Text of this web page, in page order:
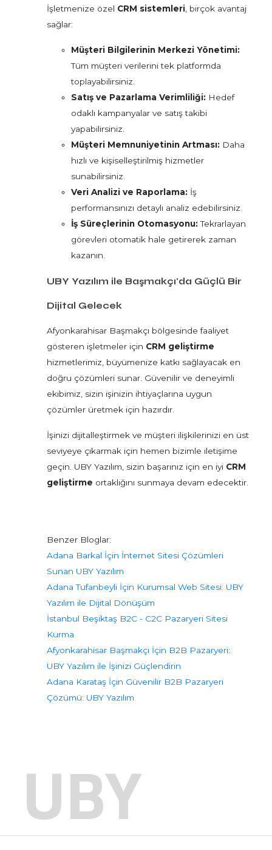
İşletmenize özel CRM sistemleri , birçok avantaj
sağlar:
Müşteri Bilgilerinin Merkezi Yönetimi:
Tüm müşteri verilerini tek platformda
toplayabilirsiniz.
Satış ve Pazarlama Verimliliği: Hedef
odaklı kampanyalar ve satış takibi
yapabilirsiniz.
Müşteri Memnuniyetinin Artması: Daha
hızlı ve kişiselleştirilmiş hizmetler
sunabilirsiniz.
Veri Analizi ve Raporlama: İş
performansınızı detaylı analiz edebilirsiniz.
İş Süreçlerinin Otomasyonu:Tekrarlayan
görevleri otomatik hale getirerek zaman
kazanın.
UBY Yazılım ile Başmakçı'da Güçlü Bir
Dijital Gelecek
Afyonkarahisar Başmakçı bölgesinde faaliyet
gösteren işletmeler için CRM geliştirme
hizmetlerimiz, büyümenize katkı sağlayacak en
doğru çözümleri sunar. Güvenilir ve deneyimli
ekibimiz, sizin işinizin ihtiyaçlarına uygun
çözümler üretmek için hazırdır.
İşinizi dijitalleştirmek ve müşteri ilişkilerinizi en üst
seviyeye çıkarmak için hemen bizimle iletişime
geçin. UBY Yazılım, sizin başarınız için en iyi CRM
geliştirme ortaklığını sunmaya devam edecektir.
Benzer Bloglar:
Adana Barkal İçin İnternet Sitesi Çözümleri
Sunan UBY Yazılım
Adana Tufanbeyli İçin Kurumsal Web Sitesi: UBY
Yazılım ile Dijital Dönüşüm
İstanbul Beşiktaş B2C - C2C Pazaryeri Sitesi
Kurma
Afyonkarahisar Başmakçı İçin B2B Pazaryeri:
UBY Yazılım ile İşinizi Güçlendirin
Adana Karataş İçin Güvenilir B2B Pazaryeri
Çözümü: UBY Yazılım
UBY